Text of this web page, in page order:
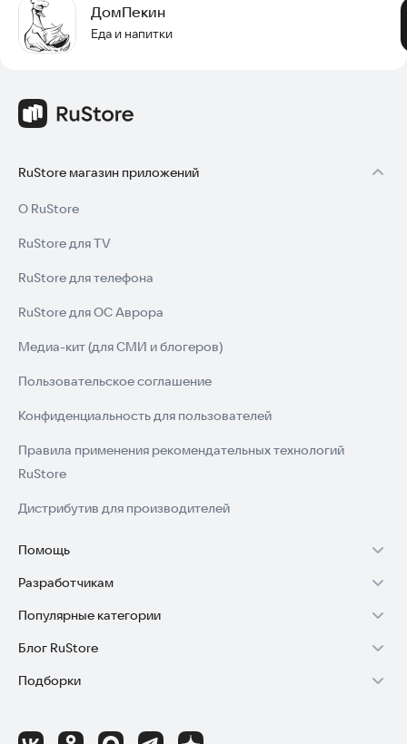
ДомПекин
Еда и напитки
RuStore магазин приложений
О RuStore
RuStore для TV
RuStore для телефона
RuStore для ОС Аврора
Медиа-кит (для СМИ и блогеров)
Пользовательское соглашение
Конфиденциальность для пользователей
Правила применения рекомендательных технологий
RuStore
Дистрибутив для производителей
Помощь
Установка RuStore на TV
Установка RuStore на телефон
Установка RuStore в машину
Помощь пользователям RuStore
Разработчикам
Зарабатывать с RuStore
Стать разработчиком
Доступ к RuStore Консоль
Популярные категории
Игры для Android
Приложения банков
Блог RuStore
Обзоры игр для Android 2025
Подборки